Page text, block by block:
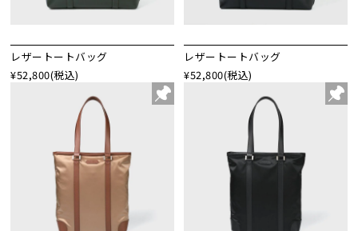
レザートートバッグ
¥52,800(税込)
レザートートバッグ
¥52,800(税込)